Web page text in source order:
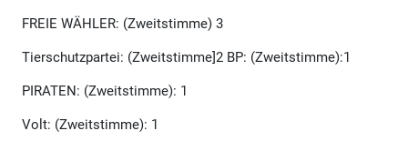
FREIE WÄHLER: (Zweitstimme) 3
Tierschutzpartei: (Zweitstimme]2 BP: (Zweitstimme):1
PIRATEN: (Zweitstimme): 1
Volt: (Zweitstimme): 1